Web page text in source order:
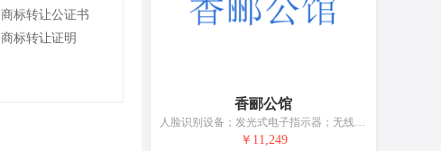
商标转让公证书
商标转让证明
香郦公馆
人脸识别设备；发光式电子指示器；无线电设备；放映设备；计量仪器；电插头；救生器械和设备；声音警报器；电池充电器
￥11,249